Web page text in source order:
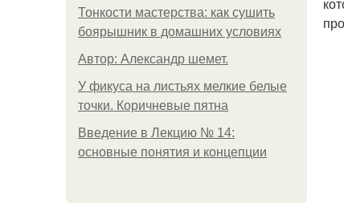
Тонкости мастерства: как сушить
боярышник в домашних условиях
Автор: Александр шемет.
У фикуса на листьях мелкие белые
точки. Коричневые пятна
Введение в Лекцию № 14:
основные понятия и концепции